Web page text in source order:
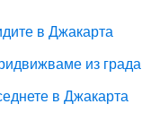
в Джакарта
из града
в Джакарта